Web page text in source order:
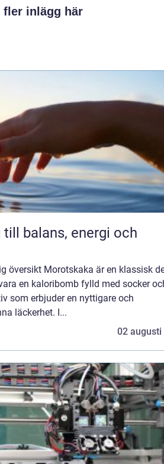
fler inlägg här
översikt Morotskaka är en klassisk
en kaloribomb fylld med socker
som erbjuder en nyttigare och
läckerhet. I...
02 augusti